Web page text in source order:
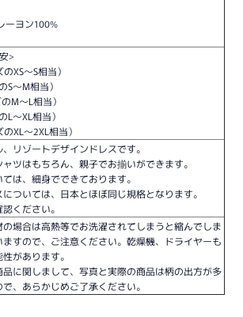
ーヨン100%
>
XS〜S相当）
S〜M相当）
M〜L相当）
L〜XL相当）
XL〜2XL相当）
、リゾートデザインドレスです。
ツはもちろん、親子でお揃いができます。
は、細身でできております。
ついては、日本とほぼ同じ規格となります。
ください。
場合は高熱等でお洗濯されてしまうと縮んでしま
ますので、ご注意ください。乾燥機、ドライヤーも
があります。
品に関しまして、写真と実際の商品は柄の出方が多
、あらかじめご了承ください。